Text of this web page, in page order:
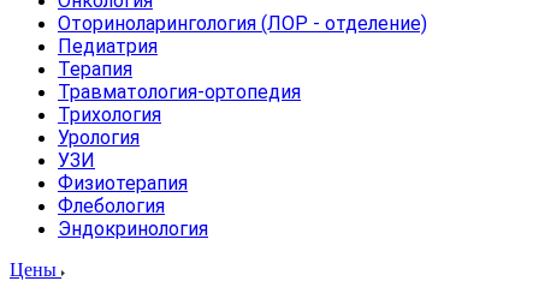
Оториноларингология (ЛОР - отделение)
Педиатрия
Терапия
Травматология-ортопедия
Трихология
Урология
УЗИ
Физиотерапия
Флебология
Эндокринология
Цены